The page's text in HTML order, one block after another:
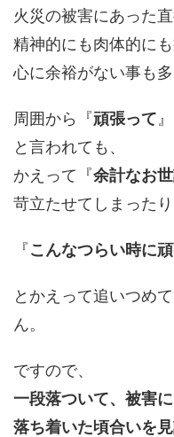
火災の被害にあった直
精神的にも肉体的にも
心に余裕がない事も多
周囲から『頑張って
と言われても、
かえって『余計なお
苛立たせてしまったり
『こんなつらい時に
とかえって追いつめ
ん。
ですので、
一段落ついて、被害に
落ち着いた頃合いを